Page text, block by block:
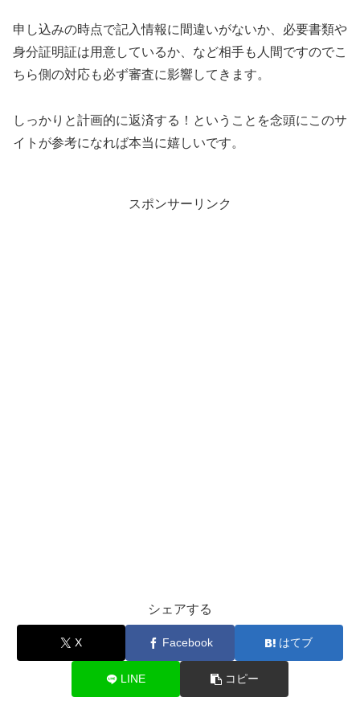
申し込みの時点で記入情報に間違いがないか、必要書類や
身分証明証は用意しているか、など相手も人間ですのでこ
ちら側の対応も必ず審査に影響してきます。
しっかりと計画的に返済する！ということを念頭にこのサ
イトが参考になれば本当に嬉しいです。
スポンサーリンク
シェアする
X Facebook はてブ
LINE コピー